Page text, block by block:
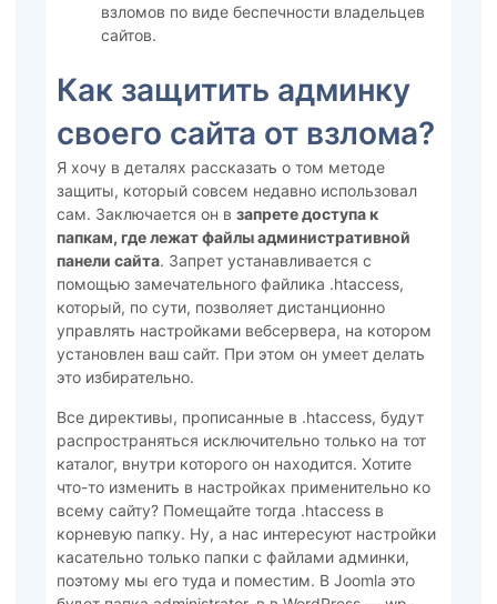
взломов по виде беспечности владельцев
сайтов.
Как защитить админку
своего сайта от взлома?
Я хочу в деталях рассказать о том методе
защиты, который совсем недавно использовал
сам. Заключается он в запрете доступа к
папкам, где лежат файлы административной
панели сайта. Запрет устанавливается с
помощью замечательного файлика .htaccess,
который, по сути, позволяет дистанционно
управлять настройками вебсервера, на котором
установлен ваш сайт. При этом он умеет делать
это избирательно.
Все директивы, прописанные в .htaccess, будут
распространяться исключительно только на тот
каталог, внутри которого он находится. Хотите
что-то изменить в настройках применительно ко
всему сайту? Помещайте тогда .htaccess в
корневую папку. Ну, а нас интересуют настройки
касательно только папки с файлами админки,
поэтому мы его туда и поместим. В Joomla это